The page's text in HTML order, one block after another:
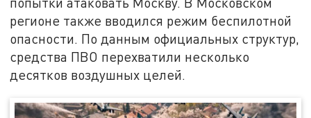
регионе также вводился режим беспилотной
опасности. По данным официальных структур,
средства ПВО перехватили несколько
десятков воздушных целей.